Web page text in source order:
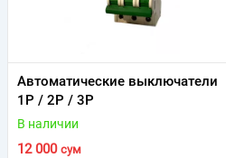
Автоматические выключатели
1P / 2P / 3P
В наличии
12 000 сум